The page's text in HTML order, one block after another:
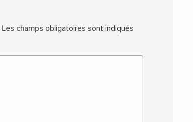
Les champs obligatoires sont indiqués